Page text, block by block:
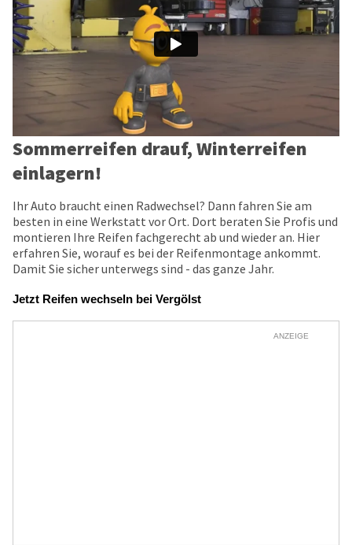
Sommerreifen drauf, Winterreifen
einlagern!
Ihr Auto braucht einen Radwechsel? Dann fahren Sie am
besten in eine Werkstatt vor Ort. Dort beraten Sie Profis und
montieren Ihre Reifen fachgerecht ab und wieder an. Hier
erfahren Sie, worauf es bei der Reifenmontage ankommt.
Damit Sie sicher unterwegs sind - das ganze Jahr.
Jetzt Reifen wechseln bei Vergölst
ANZEIGE